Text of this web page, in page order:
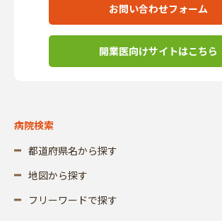
お問い合わせフォーム
開業医向けサイトはこちら
病院検索
都道府県名から探す
地図から探す
フリーワードで探す